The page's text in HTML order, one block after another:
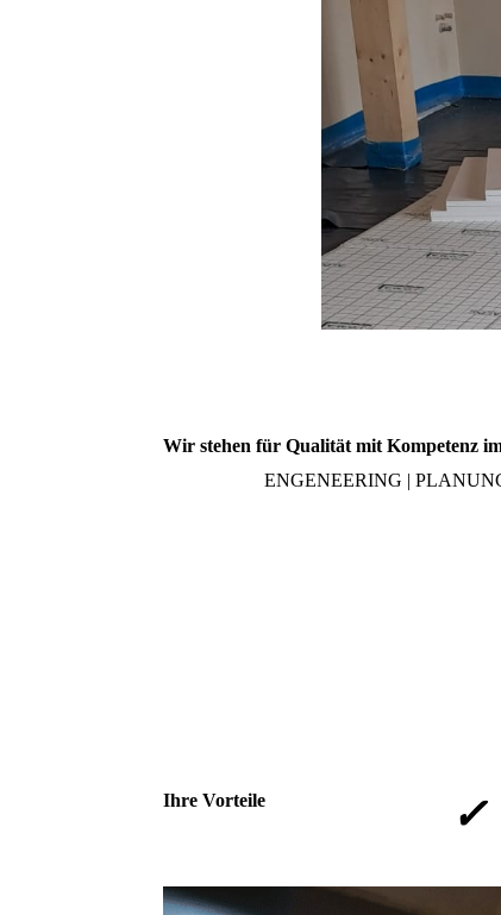
Wir stehen für Qualität mit Kompetenz
ENGENEERING |
Ihre Vorteile ✓